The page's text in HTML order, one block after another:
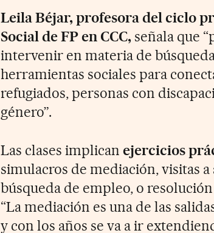
Leila Béjar, profesora del ciclo
Social de FP en CCC,señala que
intervenir en materia de
herramientas sociales para
refugiados, personas con
género”.
Las clases implican ejercicios
simulacros de mediación, visitas
búsqueda de empleo, o
“La mediación es una de las
y con los años se va a ir